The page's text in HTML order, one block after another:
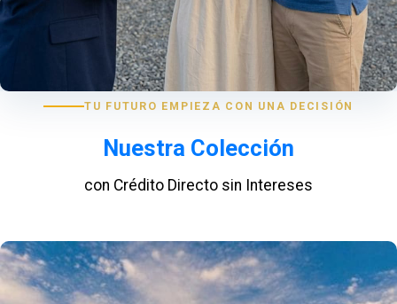
TU FUTURO EMPIEZA CON UNA DECISIÓN
Nuestra Colección
con Crédito Directo sin Intereses